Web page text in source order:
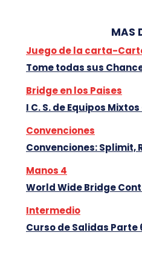
MAS
Juego de la carta-
Tome todas sus
Bridge en los Paises
I C. S. de Equipos Mixtos
Convenciones
Convenciones: Splimit,
Manos 4
World Wide Bridge
Intermedio
Curso de Salidas Parte